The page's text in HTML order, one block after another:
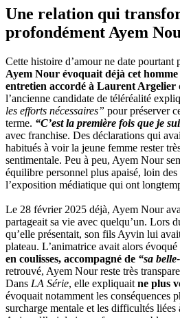
Une relation qui
profondément Ayem
Cette histoire d’amour ne date pourtant
Ayem Nour évoquait déjà cet
entretien accordé à Laurent Argelier
l’ancienne candidate de téléréalité
les efforts nécessaires” pour préserver
terme. “C’est la première fois que je
avec franchise. Des déclarations qui
habitués à voir la jeune femme rester
sentimentale. Peu à peu, Ayem Nour
équilibre personnel plus apaisé, loin
l’exposition médiatique qui ont
Le 28 février 2025 déjà, Ayem Nour
partageait sa vie avec quelqu’un. Lors
qu’elle présentait, son fils Ayvin lui
plateau. L’animatrice avait alors évoqué
en coulisses, accompagné de “sa
retrouvé, Ayem Nour reste très
Dans LA Série, elle expliquait ne plus
évoquait notamment les conséquences
surcharge mentale et les difficultés liées